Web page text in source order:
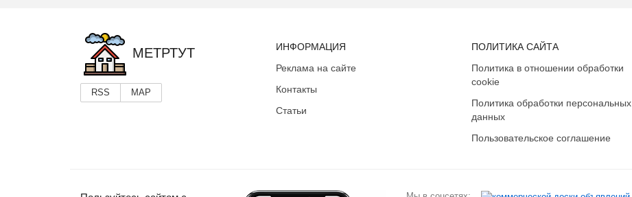
МЕТРТУТ
RSS MAP
ИНФОРМАЦИЯ
Реклама на сайте
Контакты
Статьи
ПОЛИТИКА САЙТА
Политика в отношении обработки
cookie
Политика обработки персональных
данных
Пользовательское соглашение